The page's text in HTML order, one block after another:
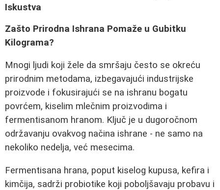
Iskustva
Zašto Prirodna Ishrana Pomaže u Gubitku
Kilograma?
Mnogi ljudi koji žele da smršaju često se okreću
prirodnim metodama, izbegavajući industrijske
proizvode i fokusirajući se na ishranu bogatu
povrćem, kiselim mlečnim proizvodima i
fermentisanom hranom. Ključ je u dugoročnom
održavanju ovakvog načina ishrane - ne samo na
nekoliko nedelja, već mesecima.
Fermentisana hrana, poput kiselog kupusa, kefira i
kimčija, sadrži probiotike koji poboljšavaju probavu i